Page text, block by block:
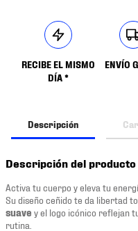
RECIBE EL MISMO
DÍA *
ENVÍO
Descripción
Descripción del producto
Activa tu cuerpo y eleva tu
Su diseño ceñido te da libertad
suave y el logo icónico reflejan
rutina.